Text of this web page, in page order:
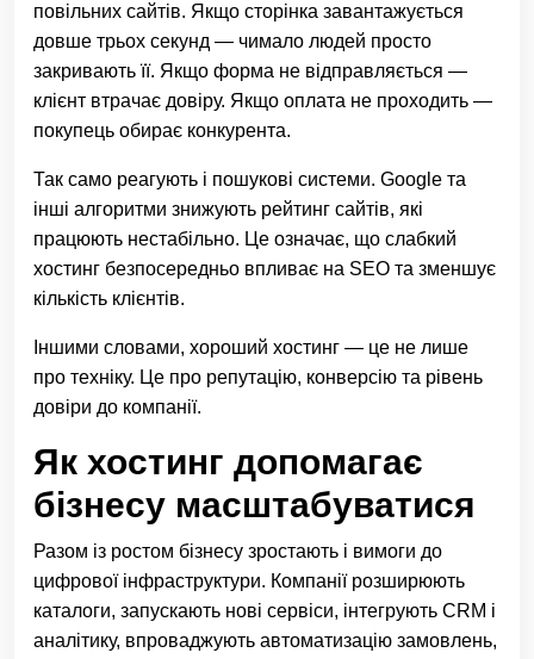
повільних сайтів. Якщо сторінка завантажується
довше трьох секунд — чимало людей просто
закривають її. Якщо форма не відправляється —
клієнт втрачає довіру. Якщо оплата не проходить —
покупець обирає конкурента.
Так само реагують і пошукові системи. Google та
інші алгоритми знижують рейтинг сайтів, які
працюють нестабільно. Це означає, що слабкий
хостинг безпосередньо впливає на SEO та зменшує
кількість клієнтів.
Іншими словами, хороший хостинг — це не лише
про техніку. Це про репутацію, конверсію та рівень
довіри до компанії.
Як хостинг допомагає
бізнесу масштабуватися
Разом із ростом бізнесу зростають і вимоги до
цифрової інфраструктури. Компанії розширюють
каталоги, запускають нові сервіси, інтегрують CRM і
аналітику, впроваджують автоматизацію замовлень,